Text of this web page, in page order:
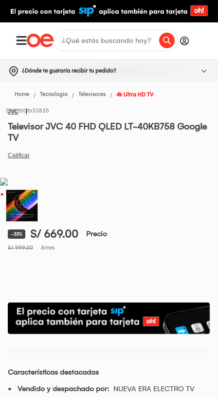
¿Dónde te gustaría recibir tu pedido?
Home Tecnologia Televisores 4k Ultra HD TV
JVC1001633835
Televisor JVC 40 FHD QLED LT-40KB758 Google
TV
-33% S/ 669.00 Precio
S/ 999.00 Antes
Características destacadas
Vendido y despachado por: NUEVA ERA ELECTRO TV